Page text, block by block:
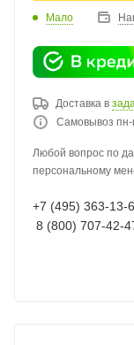
Мало
Доставка в
Самовывоз пн-
Любой вопрос по
персональному
+7 (495) 363-13-
8 (800) 707-42-